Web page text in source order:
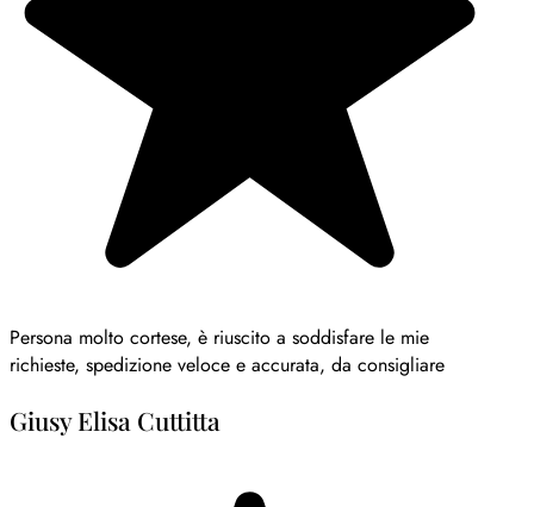
Persona molto cortese, è riuscito a soddisfare le mie
richieste, spedizione veloce e accurata, da consigliare
Giusy Elisa Cuttitta